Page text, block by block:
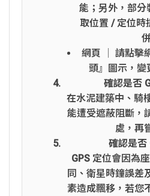
能；另外，部分
取位置 / 定位時
網頁 │ 請點擊
頭』圖示，變
確認是否
在水泥建築中、騎
能遭受遮蔽阻斷，
處，再
確認是否
GPS 定位會因為
同、衛星時鐘誤差
素造成飄移，若您